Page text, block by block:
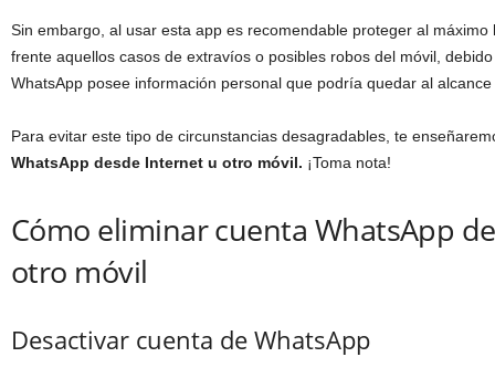
Sin embargo, al usar esta app es recomendable proteger al
frente aquellos casos de extravíos o posibles robos del móvil,
WhatsApp posee información personal que podría quedar al
Para evitar este tipo de circunstancias desagradables, te
WhatsApp desde Internet u otro móvil. ¡Toma nota!
Cómo eliminar cuenta WhatsApp
otro móvil
Desactivar cuenta de WhatsApp